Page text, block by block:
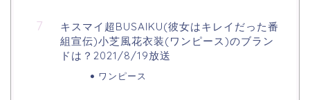
キスマイ超BUSAIKU(彼女はキレイだった番
組宣伝)小芝風花衣装(ワンピース)のブラン
ドは？2021/8/19放送
ワンピース